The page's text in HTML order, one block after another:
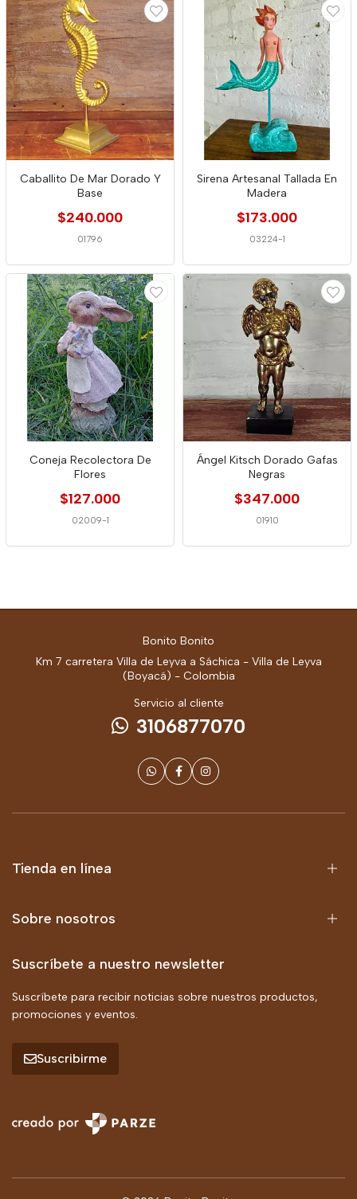
Caballito De Mar Dorado Y
Base
$240.000
01796
Sirena Artesanal Tallada En
Madera
$173.000
03224-1
Coneja Recolectora De
Flores
$127.000
02009-1
Ángel Kitsch Dorado Gafas
Negras
$347.000
01910
Bonito Bonito
Km 7 carretera Villa de Leyva a Sáchica - Villa de Leyva
(Boyacá) - Colombia
Servicio al cliente
3106877070
Tienda en línea
Sobre nosotros
Suscríbete a nuestro newsletter
Suscríbete para recibir noticias sobre nuestros productos,
promociones y eventos.
Suscribirme